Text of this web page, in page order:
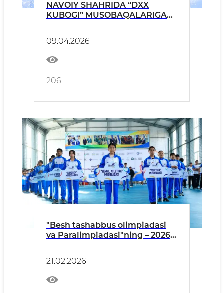
NAVOIY SHAHRIDA “DXX
KUBOGI” MUSOBAQALARIGA
09.04.2026
206
"Besh tashabbus olimpiadasi
va Paralimpiadasi"ning – 2026-
21.02.2026